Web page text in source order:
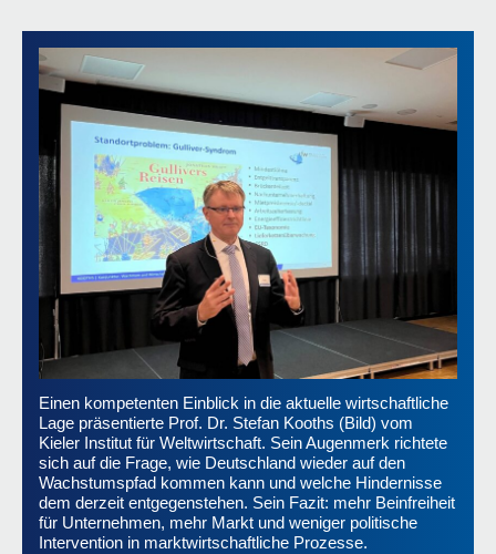
Einen kompetenten Einblick in die aktuelle wirtschaftliche
Lage präsentierte Prof. Dr. Stefan Kooths (Bild) vom
Kieler Institut für Weltwirtschaft. Sein Augenmerk richtete
sich auf die Frage, wie Deutschland wieder auf den
Wachstumspfad kommen kann und welche Hindernisse
dem derzeit entgegenstehen. Sein Fazit: mehr Beinfreiheit
für Unternehmen, mehr Markt und weniger politische
Intervention in marktwirtschaftliche Prozesse.